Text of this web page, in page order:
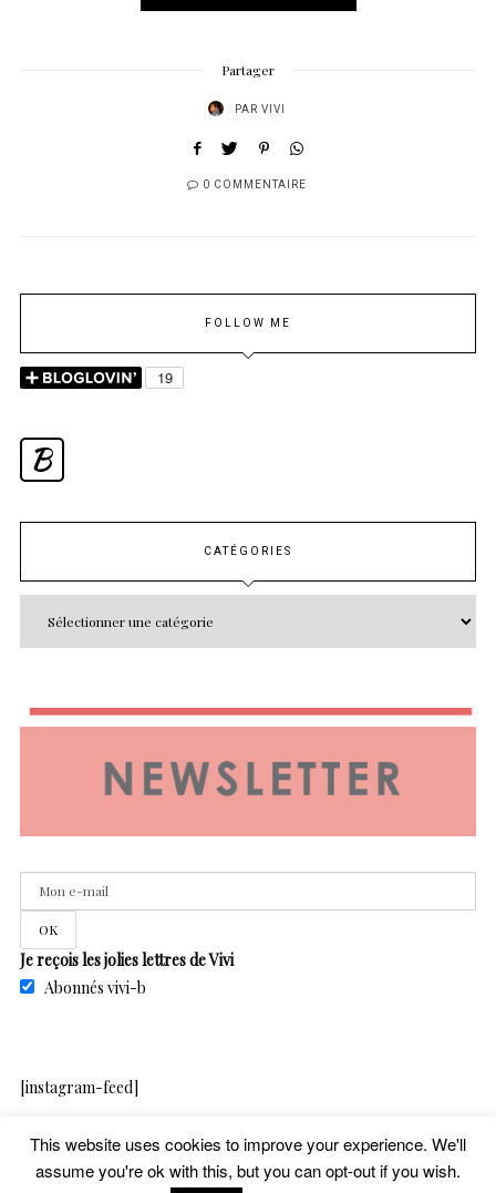
Partager
PAR VIVI
0 COMMENTAIRE
FOLLOW ME
B
CATÉGORIES
Je reçois les jolies lettres de Vivi
Abonnés vivi-b
[instagram-feed]
copyright – vivib – 2020
This website uses cookies to improve your experience. We'll
assume you're ok with this, but you can opt-out if you wish.